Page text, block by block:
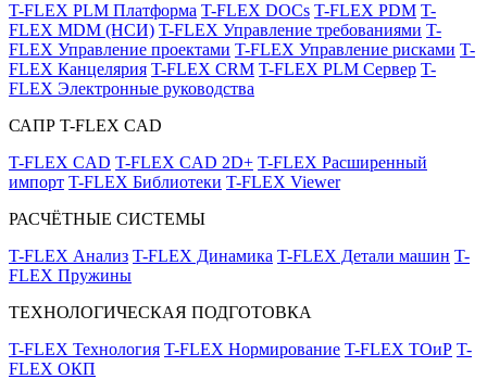
T-FLEX PLM Платформа T-FLEX DOCs T-FLEX PDM T-
FLEX MDM (НСИ) T-FLEX Управление требованиями T-
FLEX Управление проектами T-FLEX Управление рисками T-
FLEX Канцелярия T-FLEX CRM T-FLEX PLM Сервер T-
FLEX Электронные руководства
САПР T-FLEX CAD
T-FLEX CAD T-FLEX CAD 2D+ T-FLEX Расширенный
импорт T-FLEX Библиотеки T-FLEX Viewer
РАСЧЁТНЫЕ СИСТЕМЫ
T-FLEX Анализ T-FLEX Динамика T-FLEX Детали машин T-
FLEX Пружины
ТЕХНОЛОГИЧЕСКАЯ ПОДГОТОВКА
T-FLEX Технология T-FLEX Нормирование T-FLEX ТОиР T-
FLEX ОКП